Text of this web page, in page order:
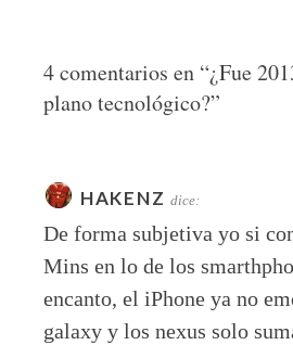
4 comentarios en “¿Fue
plano tecnológico?”
HAKENZ dice:
De forma subjetiva yo si
Mins en lo de los
encanto, el iPhone ya no
galaxy y los nexus solo